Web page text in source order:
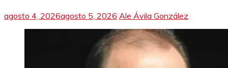
agosto 4, 2026agosto 5, 2026 Ale Ávila González